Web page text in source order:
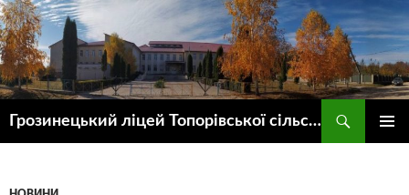
Грозинецький ліцей Топорівської сільської ради